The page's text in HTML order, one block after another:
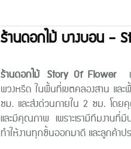
ร้านดอกไม้ บางบอน -
ร้านดอกไม้Story Of Flower
พวงหรีด ในพื้นที่เขตคลองสาน แล
ชม. และส่งด่วนภายใน 2 ชม. โดยคุ
และมีคุณภาพ เพราะเรามีทีมงาน
ทำให้งานทุกชิ้นออกมาดี และลูกค้าป